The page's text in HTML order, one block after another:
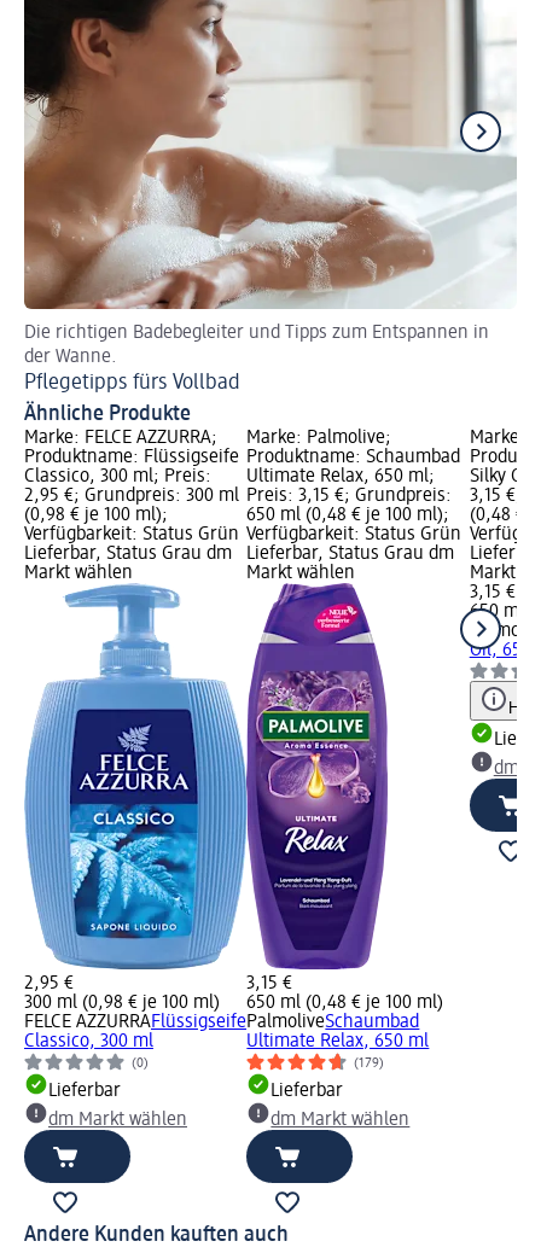
Die richtigen Badebegleiter und Tipps zum Entspannen in
der Wanne.
Pflegetipps fürs Vollbad
Ähnliche Produkte
Marke: FELCE AZZURRA;
Produktname: Flüssigseife
Classico, 300 ml; Preis:
2,95 €; Grundpreis: 300 ml
(0,98 € je 100 ml);
Verfügbarkeit: Status Grün
Lieferbar, Status Grau dm
Markt wählen
2,95 €
300 ml (0,98 € je 100 ml)
FELCE AZZURRAFlüssigseife
Classico, 300 ml
(0)
Lieferbar
dm Markt wählen
Marke: Palmolive;
Produktname: Schaumbad
Ultimate Relax, 650 ml;
Preis: 3,15 €; Grundpreis:
650 ml (0,48 € je 100 ml);
Verfügbarkeit: Status Grün
Lieferbar, Status Grau dm
Markt wählen
3,15 €
650 ml (0,48 € je 100 ml)
PalmoliveSchaumbad
Ultimate Relax, 650 ml
(179)
Lieferbar
dm Markt wählen
Marke:
Silky
3,15 €;
(0,48 €
Markt
3,15 €
650 ml
Oil, 650
dm
Andere Kunden kauften auch